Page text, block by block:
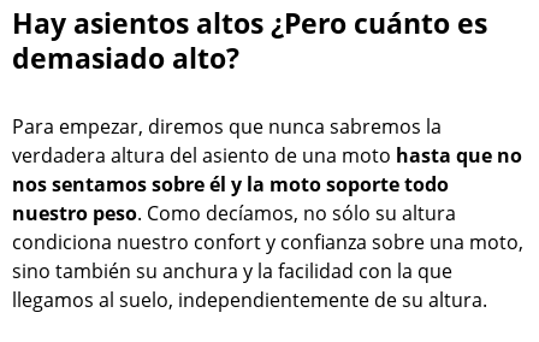
Hay asientos altos ¿Pero cuánto es
demasiado alto?
Para empezar, diremos que nunca sabremos la
verdadera altura del asiento de una moto hasta que no
nos sentamos sobre él y la moto soporte todo
nuestro peso. Como decíamos, no sólo su altura
condiciona nuestro confort y confianza sobre una moto,
sino también su anchura y la facilidad con la que
llegamos al suelo, independientemente de su altura.